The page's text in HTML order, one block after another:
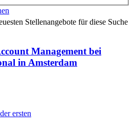
Stellenangebote für diese Suche
Management bei
in Amsterdam
ersten